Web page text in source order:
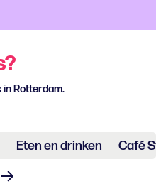
in Rotterdam.
Eten en drinken Café